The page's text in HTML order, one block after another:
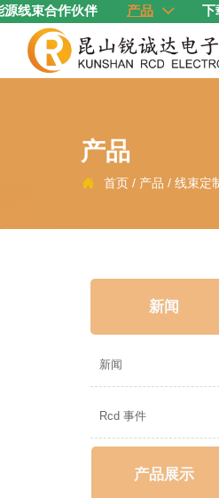
源线束合作伙伴 产品  下
产品
 首页 / 产品 /线束定
新闻
新闻
Rcd 事件
产品展示